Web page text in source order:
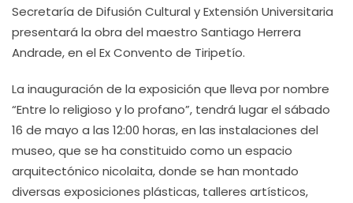
Secretaría de Difusión Cultural y Extensión Universitaria
presentará la obra del maestro Santiago Herrera
Andrade, en el Ex Convento de Tiripetío.
La inauguración de la exposición que lleva por nombre
“Entre lo religioso y lo profano”, tendrá lugar el sábado
16 de mayo a las 12:00 horas, en las instalaciones del
museo, que se ha constituido como un espacio
arquitectónico nicolaita, donde se han montado
diversas exposiciones plásticas, talleres artísticos,